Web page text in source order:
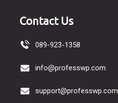
Contact Us
089-923-1358
info@professwp.com
support@professwp.com